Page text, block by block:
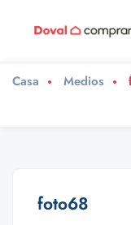
Casa Medios
foto68